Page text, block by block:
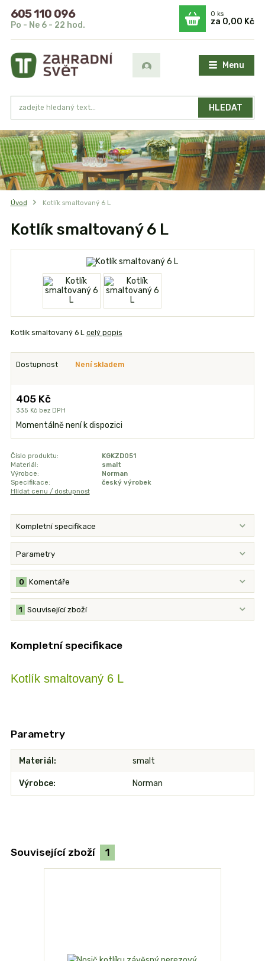
Menu
HLEDAT
605 110 096
Po - Ne 6 - 22 hod.
0ks
za 0,00 Kč
Úvod Kotlík smaltovaný 6 L
Kotlík smaltovaný 6 L
Kotlík smaltovaný 6 L celý popis
Dostupnost Není skladem
405 Kč
335 Kč bez DPH
Momentálně není k dispozici
Číslo produktu:
KGKZD051
Materiál:
smalt
Výrobce:
Norman
Specifikace:
český výrobek
Hlídat cenu / dostupnost
Kompletní specifikace
Parametry
Komentáře
0
Související zboží
1
Kompletní specifikace
Kotlík smaltovaný 6 L
Parametry
Materiál smalt
Výrobce Norman
Související zboží 1